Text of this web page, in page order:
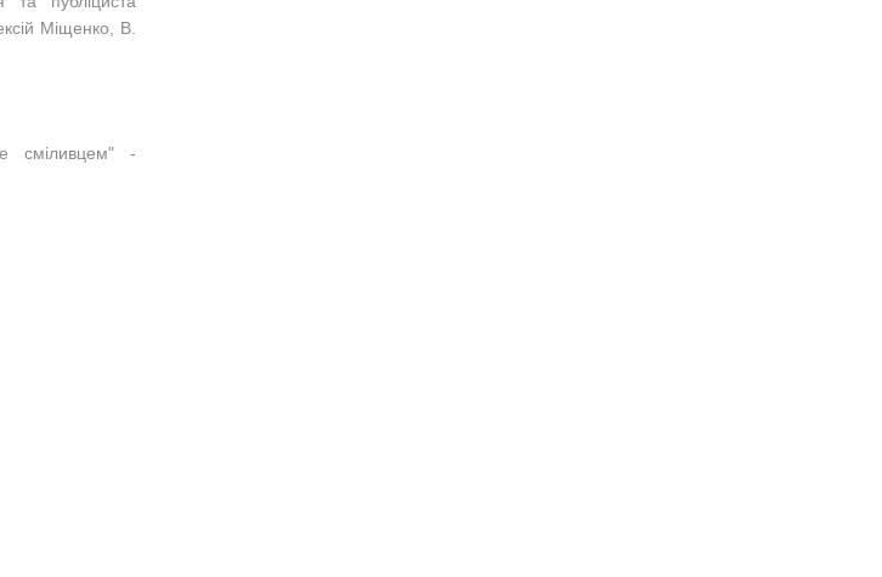
Міщенко, В.
сміливцем" -